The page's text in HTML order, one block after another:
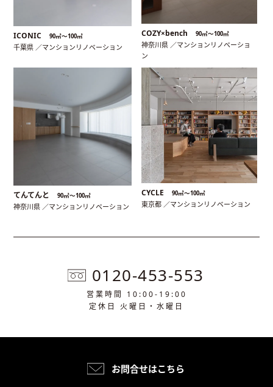
ICONIC 90㎡〜100㎡
千葉県 ／マンションリノベーション
COZY×bench 90㎡〜100㎡
神奈川県 ／マンションリノベーショ
ン
てんてんと 90㎡〜100㎡
神奈川県 ／マンションリノベーション
CYCLE 90㎡〜100㎡
東京都 ／マンションリノベーション
0120-453-553
営業時間 10:00-19:00
定休日 火曜日・水曜日
お問合せはこちら